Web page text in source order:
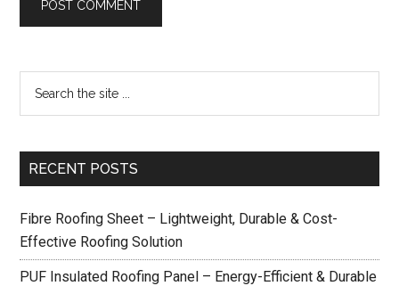
RECENT POSTS
Fibre Roofing Sheet – Lightweight, Durable & Cost-
Effective Roofing Solution
PUF Insulated Roofing Panel – Energy-Efficient & Durable